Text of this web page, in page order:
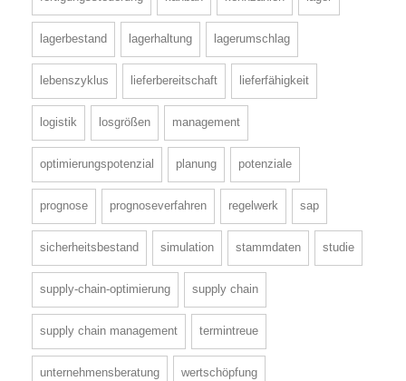
lagerbestand lagerhaltung lagerumschlag
lebenszyklus lieferbereitschaft lieferfähigkeit
logistik losgrößen management
optimierungspotenzial planung potenziale
prognose prognoseverfahren regelwerk sap
sicherheitsbestand simulation stammdaten studie
supply-chain-optimierung supply chain
supply chain management termintreue
unternehmensberatung wertschöpfung